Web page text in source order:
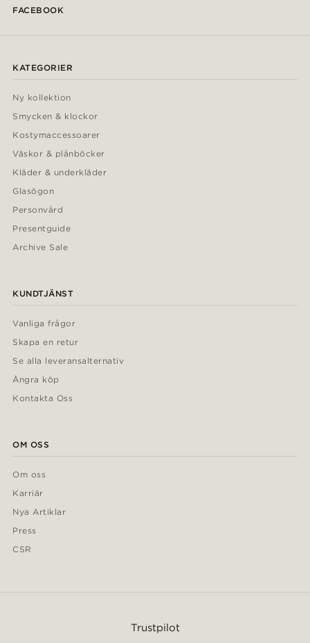
FACEBOOK
KATEGORIER
Ny kollektion
Smycken & klockor
Kostymaccessoarer
Väskor & plånböcker
Kläder & underkläder
Glasögon
Personvård
Presentguide
Archive Sale
KUNDTJÄNST
Vanliga frågor
Skapa en retur
Se alla leveransalternativ
Ångra köp
Kontakta Oss
OM OSS
Om oss
Karriär
Nya Artiklar
Press
CSR
Trustpilot